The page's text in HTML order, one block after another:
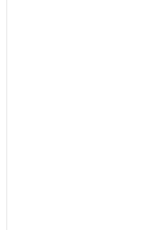
gereinigt werden. Bei Bedarf
und wirtschaftlich.